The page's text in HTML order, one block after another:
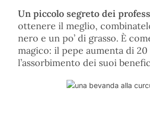
Un piccolo segreto dei
ottenere il meglio,
nero e un po’ di grasso. È
magico: il pepe aumenta di
l’assorbimento dei suoi